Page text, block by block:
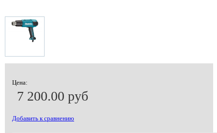
Цена:
7 200.00 руб
Добавить к сравнению